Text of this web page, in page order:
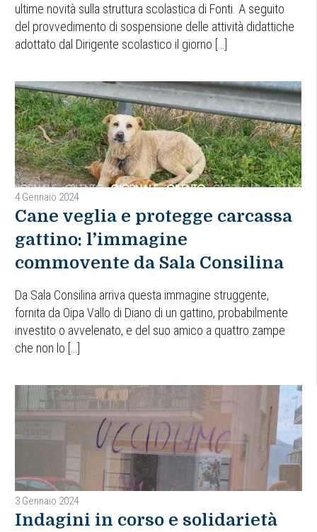
ultime novità sulla struttura scolastica di Fonti. A seguito
del provvedimento di sospensione delle attività didattiche
adottato dal Dirigente scolastico il giorno […]
4 Gennaio 2024
Cane veglia e protegge carcassa
gattino: l’immagine
commovente da Sala Consilina
Da Sala Consilina arriva questa immagine struggente,
fornita da Oipa Vallo di Diano di un gattino, probabilmente
investito o avvelenato, e del suo amico a quattro zampe
che non lo […]
3 Gennaio 2024
Indagini in corso e solidarietà